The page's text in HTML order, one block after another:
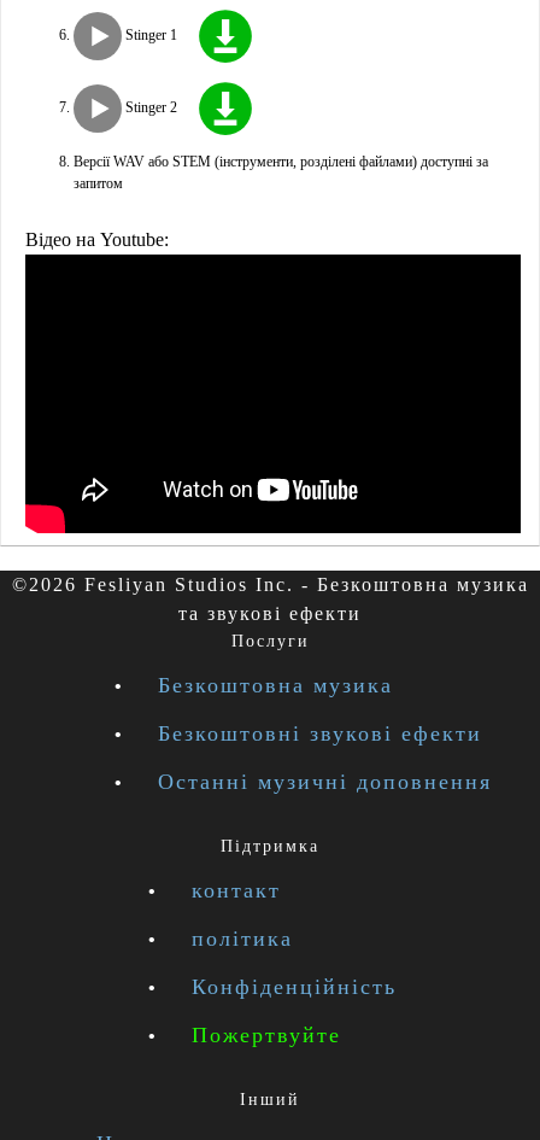
Stinger 1
Stinger 2
Версії WAV або STEM (інструменти, розділені файлами) доступні за
запитом
Відео на Youtube:
©2026 Fesliyan Studios Inc. - Безкоштовна музика
та звукові ефекти
Послуги
Безкоштовна музика
Безкоштовні звукові ефекти
Останні музичні доповнення
Підтримка
контакт
політика
Конфіденційність
Пожертвуйте
Інший